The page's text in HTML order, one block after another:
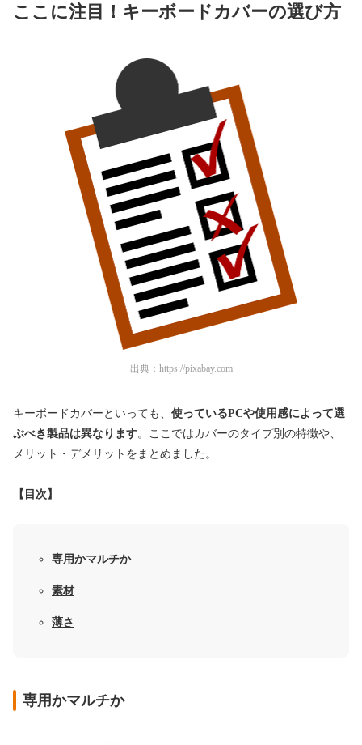
ここに注目！キーボードカバーの選び方
出典： https://pixabay.com
キーボードカバーといっても、 使っているPCや使用感によって選
ぶべき製品は異なります。ここではカバーのタイプ別の特徴や、
メリット・デメリットをまとめました。
【目次】
専用かマルチか
素材
薄さ
専用かマルチか